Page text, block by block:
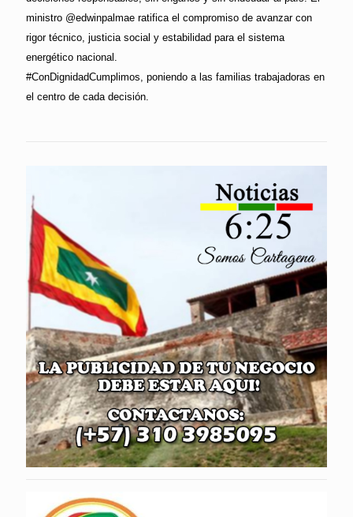
ministro @edwinpalmae ratifica el compromiso de avanzar con
rigor técnico, justicia social y estabilidad para el sistema
energético nacional.
#ConDignidadCumplimos, poniendo a las familias trabajadoras en
el centro de cada decisión.